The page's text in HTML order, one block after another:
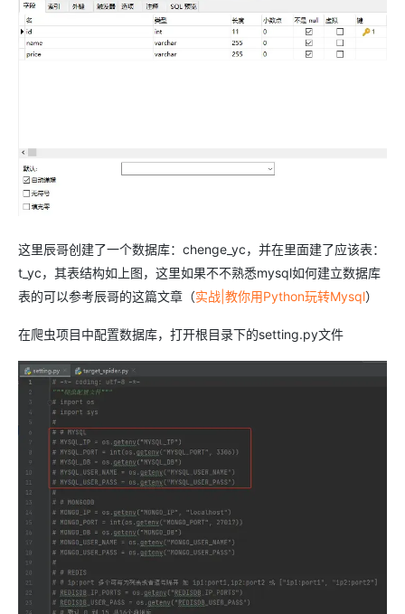
这里辰哥创建了一个数据库：chenge_yc，并在里面建了应该表：
t_yc，其表结构如上图，这里如果不不熟悉mysql如何建立数据库
表的可以参考辰哥的这篇文章（实战|教你用Python玩转Mysql）
在爬虫项目中配置数据库，打开根目录下的setting.py文件